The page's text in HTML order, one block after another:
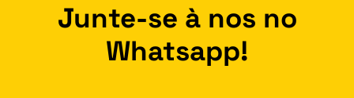
Junte-se à nos no
Whatsapp!